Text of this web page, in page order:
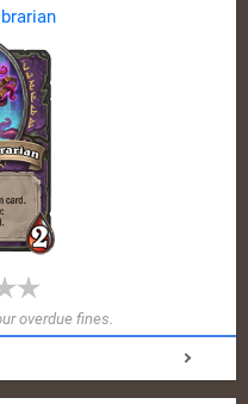
overdue fines.